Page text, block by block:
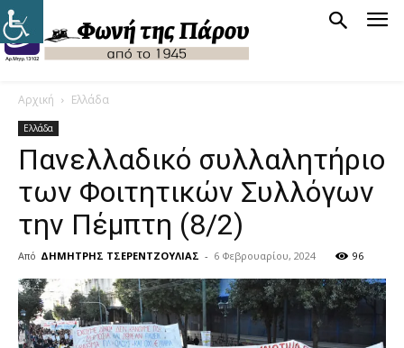
Αρχική Ελλάδα
Ελλάδα
Πανελλαδικό συλλαλητήριο
των Φοιτητικών Συλλόγων
την Πέμπτη (8/2)
Από ΔΗΜΗΤΡΗΣ ΤΣΕΡΕΝΤΖΟΥΛΙΑΣ - 6 Φεβρουαρίου, 2024 96